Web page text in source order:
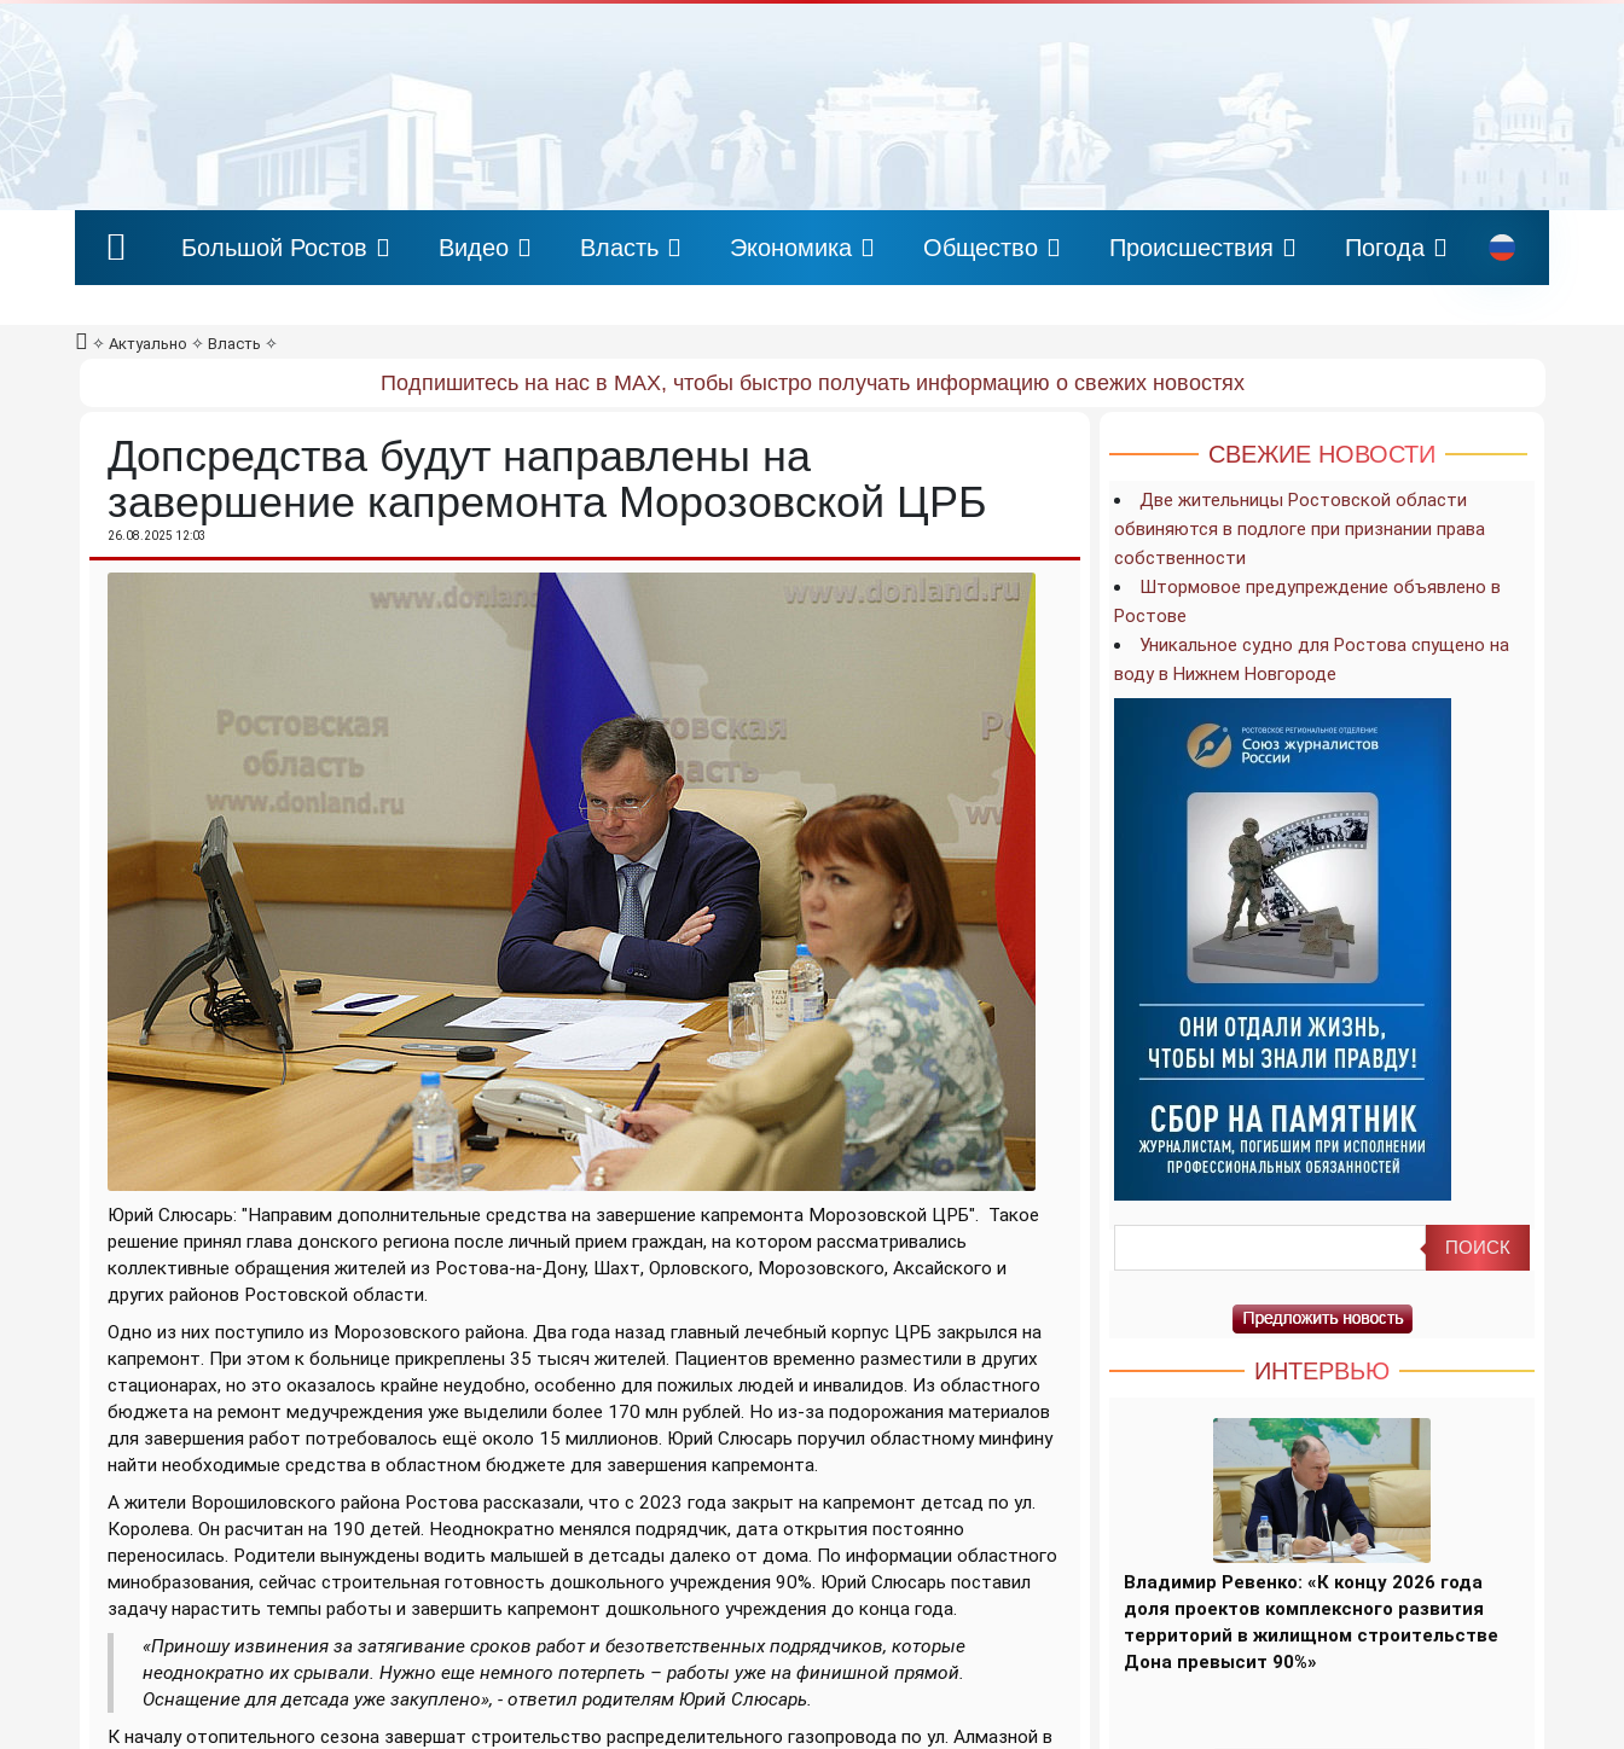
Большой Ростов Видео Власть Экономика Общество Происшествия Погода
✧ Актуально ✧ Власть ✧
Подпишитесь на нас в MAX, чтобы быстро получать информацию о свежих новостях
Допсредства будут направлены на
завершение капремонта Морозовской ЦРБ
26.08.2025 12:03
Юрий Слюсарь: "Направим дополнительные средства на завершение капремонта Морозовской ЦРБ". Такое
решение принял глава донского региона после личный прием граждан, на котором рассматривались
коллективные обращения жителей из Ростова-на-Дону, Шахт, Орловского, Морозовского, Аксайского и
других районов Ростовской области.
Одно из них поступило из Морозовского района. Два года назад главный лечебный корпус ЦРБ закрылся на
капремонт. При этом к больнице прикреплены 35 тысяч жителей. Пациентов временно разместили в других
стационарах, но это оказалось крайне неудобно, особенно для пожилых людей и инвалидов. Из областного
бюджета на ремонт медучреждения уже выделили более 170 млн рублей. Но из-за подорожания материалов
для завершения работ потребовалось ещё около 15 миллионов. Юрий Слюсарь поручил областному минфину
найти необходимые средства в областном бюджете для завершения капремонта.
А жители Ворошиловского района Ростова рассказали, что с 2023 года закрыт на капремонт детсад по ул.
Королева. Он расчитан на 190 детей. Неоднократно менялся подрядчик, дата открытия постоянно
переносилась. Родители вынуждены водить малышей в детсады далеко от дома. По информации областного
минобразования, сейчас строительная готовность дошкольного учреждения 90%. Юрий Слюсарь поставил
задачу нарастить темпы работы и завершить капремонт дошкольного учреждения до конца года.
«Приношу извинения за затягивание сроков работ и безответственных подрядчиков, которые
неоднократно их срывали. Нужно еще немного потерпеть – работы уже на финишной прямой.
Оснащение для детсада уже закуплено», - ответил родителям Юрий Слюсарь.
К началу отопительного сезона завершат строительство распределительного газопровода по ул. Алмазной в
СВЕЖИЕ НОВОСТИ
Две жительницы Ростовской области
обвиняются в подлоге при признании права
собственности
Штормовое предупреждение объявлено в
Ростове
Уникальное судно для Ростова спущено на
воду в Нижнем Новгороде
ИНТЕРВЬЮ
Владимир Ревенко: «К концу 2026 года
доля проектов комплексного развития
территорий в жилищном строительстве
Дона превысит 90%»